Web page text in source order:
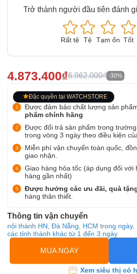
Trở thành người đầu tiên đánh
Rất tệ Tệ Tạm ổn Tốt
4.873.400₫6.962.000₫ -30%
Đặc quyền tại WATCHSTORE
Được đảm bảo chất lượng sản
phẩm chính hãng
Được đổi trả sản phẩm trong
trong vòng 3 ngày theo điều kiện
Miễn phí vận chuyển toàn quốc,
giao nhận.
Giao hàng hỏa tốc (áp dụng đối với
hàng gần nhất)
Được hưởng các ưu đãi, quà
hàng thân thiết.
Thông tin vận chuyển
nội thành HN, Đà Nẵng, HCM trong ngày,
các tỉnh thành khác từ 1 đến 3 ngày
MUA NGAY
Xem siêu thị có